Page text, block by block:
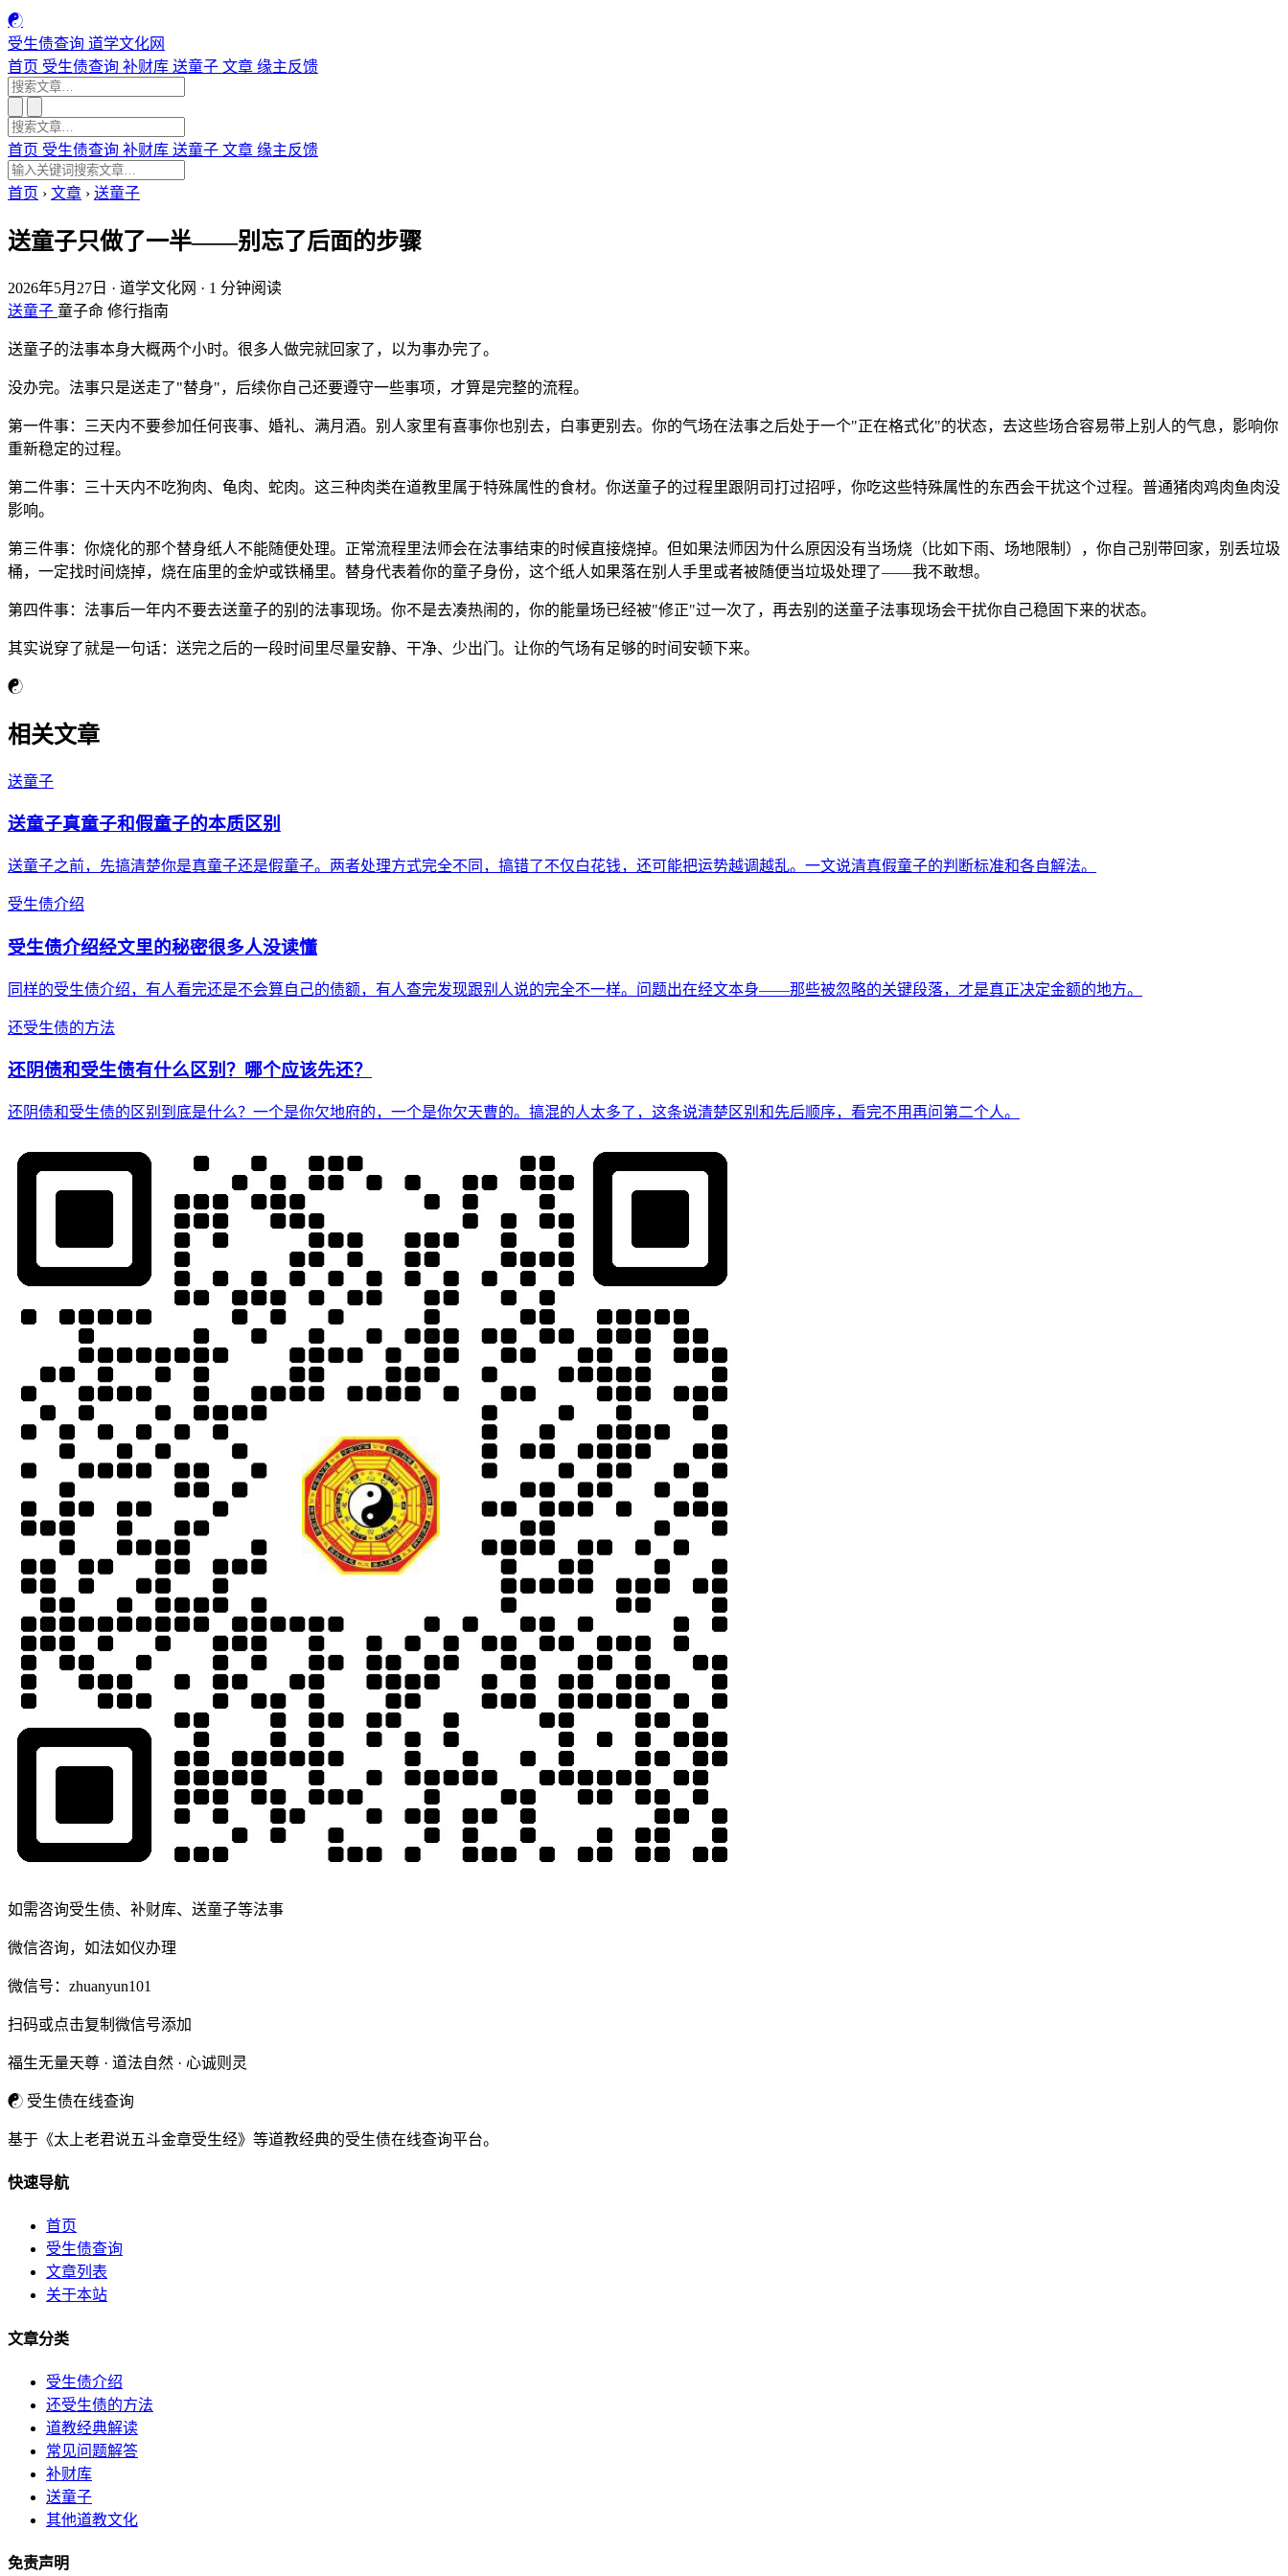
☯
受生债查询 道学文化网
首页 受生债查询 补财库 送童子 文章 缘主反馈
首页 受生债查询 补财库 送童子 文章 缘主反馈
首页 › 文章 › 送童子
送童子只做了一半——别忘了后面的步骤
2026年5月27日 · 道学文化网 · 1 分钟阅读
送童子 童子命 修行指南
送童子的法事本身大概两个小时。很多人做完就回家了，以为事办完了。
没办完。法事只是送走了"替身"，后续你自己还要遵守一些事项，才算是完整的流程。
第一件事：三天内不要参加任何丧事、婚礼、满月酒。别人家里有喜事你也别去，白事更别去。你的气场在法事之后处于一个"正在格式化"的状态，去这些场合容易带上别人的气息，影响你
重新稳定的过程。
第二件事：三十天内不吃狗肉、龟肉、蛇肉。这三种肉类在道教里属于特殊属性的食材。你送童子的过程里跟阴司打过招呼，你吃这些特殊属性的东西会干扰这个过程。普通猪肉鸡肉鱼肉没
影响。
第三件事：你烧化的那个替身纸人不能随便处理。正常流程里法师会在法事结束的时候直接烧掉。但如果法师因为什么原因没有当场烧（比如下雨、场地限制），你自己别带回家，别丢垃圾
桶，一定找时间烧掉，烧在庙里的金炉或铁桶里。替身代表着你的童子身份，这个纸人如果落在别人手里或者被随便当垃圾处理了——我不敢想。
第四件事：法事后一年内不要去送童子的别的法事现场。你不是去凑热闹的，你的能量场已经被"修正"过一次了，再去别的送童子法事现场会干扰你自己稳固下来的状态。
其实说穿了就是一句话：送完之后的一段时间里尽量安静、干净、少出门。让你的气场有足够的时间安顿下来。
☯
相关文章
送童子
送童子真童子和假童子的本质区别
送童子之前，先搞清楚你是真童子还是假童子。两者处理方式完全不同，搞错了不仅白花钱，还可能把运势越调越乱。一文说清真假童子的判断标准和各自解法。
受生债介绍
受生债介绍经文里的秘密很多人没读懂
同样的受生债介绍，有人看完还是不会算自己的债额，有人查完发现跟别人说的完全不一样。问题出在经文本身——那些被忽略的关键段落，才是真正决定金额的地方。
还受生债的方法
还阴债和受生债有什么区别？哪个应该先还？
还阴债和受生债的区别到底是什么？一个是你欠地府的，一个是你欠天曹的。搞混的人太多了，这条说清楚区别和先后顺序，看完不用再问第二个人。
如需咨询受生债、补财库、送童子等法事
微信咨询，如法如仪办理
微信号： zhuanyun101
扫码或点击复制微信号添加
福生无量天尊 · 道法自然 · 心诚则灵
☯ 受生债在线查询
基于《太上老君说五斗金章受生经》等道教经典的受生债在线查询平台。
快速导航
首页
受生债查询
文章列表
关于本站
文章分类
受生债介绍
还受生债的方法
道教经典解读
常见问题解答
补财库
送童子
其他道教文化
免责声明